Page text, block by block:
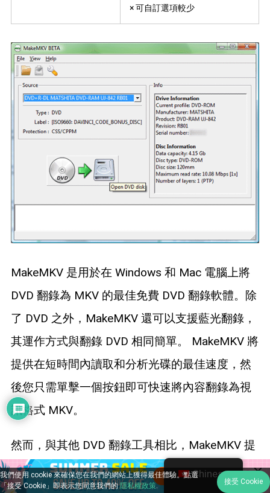
× 可自訂選項較少
MakeMKV 是用於在 Windows 和 Mac 電腦上將
DVD 翻錄為 MKV 的最佳免費 DVD 翻錄軟體。除
了 DVD 之外，MakeMKV 還可以支援藍光翻錄，
其運作方式與翻錄 DVD 相同簡單。 MakeMKV 將
提供在短時間內讀取和分析光碟的最佳速度，然
後您只需單擊一個按鈕即可快速將內容翻錄為視
訊格式 MKV。
然而，與其他 DVD 翻錄工具相比，MakeMKV 提
供的輸出格式和用於輸出視訊/音訊的自訂設定選
Chinese
我們使用 cookie 來確保您在我們的網站上獲得最佳體驗。點選
「接受 Cookie」即表示您同意我們的隱私權政策.
接受 Cookie